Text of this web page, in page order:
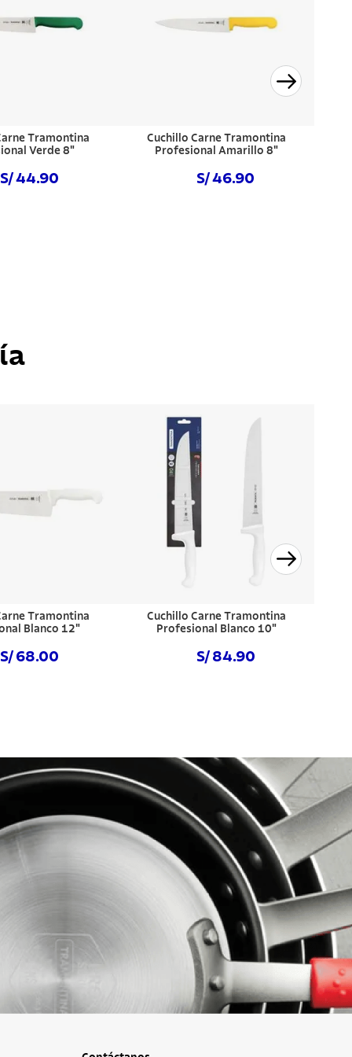
Tramontina
Verde 8"
S/ 44.90
Cuchillo Carne Tramontina
Profesional Amarillo 8"
S/ 46.90
Tramontina
Blanco 12"
S/ 68.00
Cuchillo Carne Tramontina
Profesional Blanco 10"
S/ 84.90